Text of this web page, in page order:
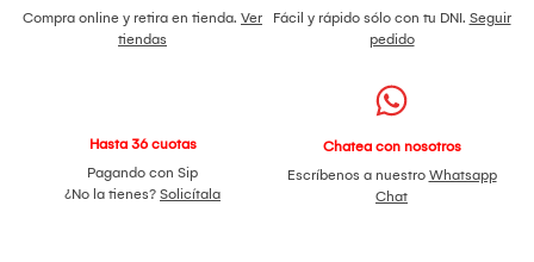
Compra online y retira en tienda. Ver
tiendas
Fácil y rápido sólo con tu DNI. Seguir
pedido
Hasta 36 cuotas
Pagando con Sip
¿No la tienes? Solicítala
Chatea con nosotros
Escríbenos a nuestro Whatsapp
Chat